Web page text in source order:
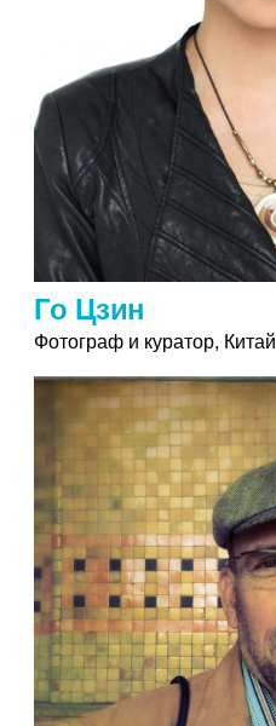
Го Цзин
Фотограф и куратор, Китай